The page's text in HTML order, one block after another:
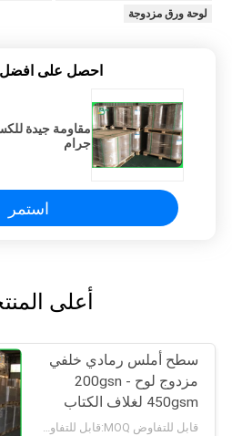
لوحة ورق مزدوجة
احصل على
جرام
استمر
أعلى
سطح أملس رمادي خلفي
مزدوج لوح 200gsn -
450gsm لغلاف الكتاب
بغلاف مقوى
قابل للتفاوض MOQ:قابل للتفاوض